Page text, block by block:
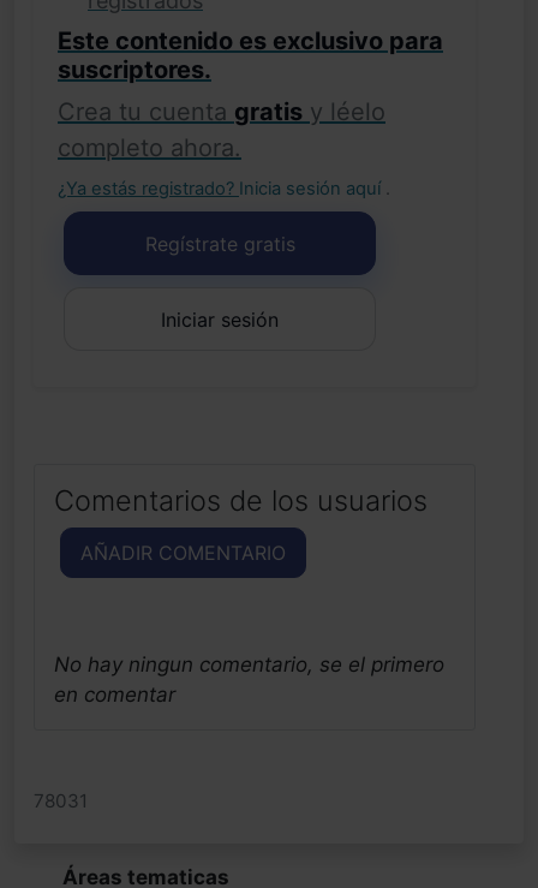
Este contenido es exclusivo para
suscriptores.
Crea tu cuenta gratis y léelo
completo ahora.
¿Ya estás registrado? Inicia sesión aquí .
Regístrate gratis
Iniciar sesión
Comentarios de los usuarios
AÑADIR COMENTARIO
No hay ningun comentario, se el primero
en comentar
78031
Áreas tematicas